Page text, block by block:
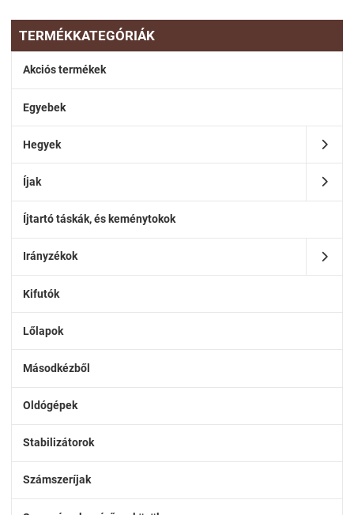
TERMÉKKATEGÓRIÁK
Akciós termékek
Egyebek
Hegyek
Íjak
Íjtartó táskák, és keménytokok
Irányzékok
Kifutók
Lőlapok
Másodkézből
Oldógépek
Stabilizátorok
Számszeríjak